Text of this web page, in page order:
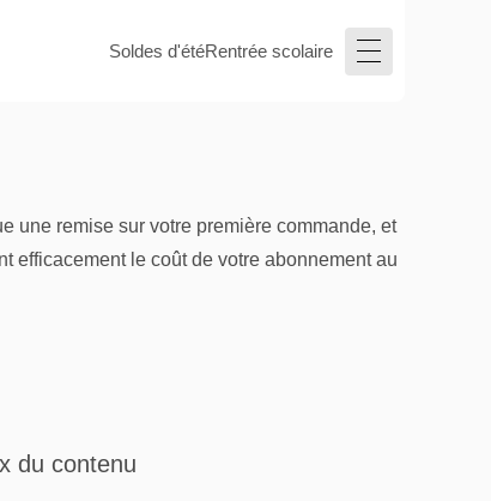
Soldes d'étéRentrée scolaire
une remise sur votre première commande, et
efficacement le coût de votre abonnement au
du contenu